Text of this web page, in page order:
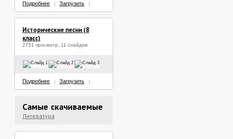
Подробнее Загрузить
Исторические песни (8
класс)
2751 просмотр, 11 слайдов
Подробнее Загрузить
Самые скачиваемые
Литература